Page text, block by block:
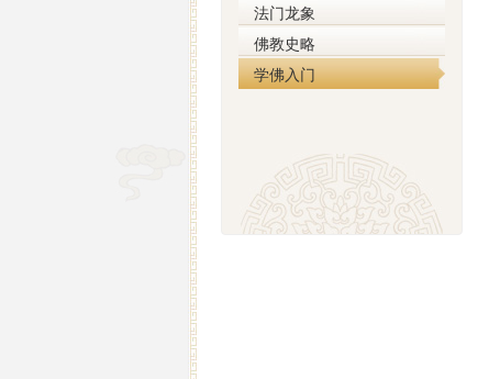
法门龙象
佛教史略
学佛入门